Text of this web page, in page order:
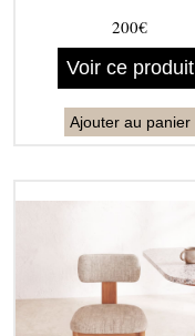
200€
Voir ce produit
Ajouter au panier